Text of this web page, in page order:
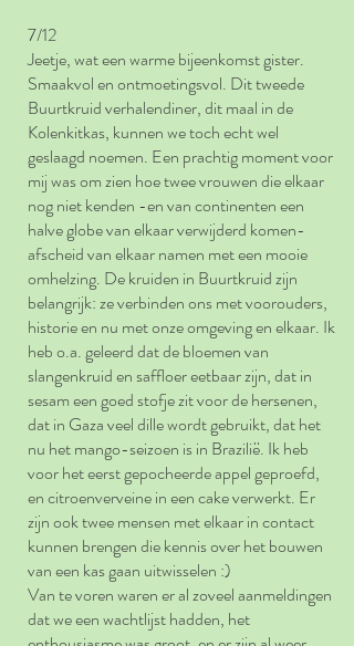
7/12
Jeetje, wat een warme bijeenkomst gister.
Smaakvol en ontmoetingsvol. Dit tweede
Buurtkruid verhalendiner, dit maal in de
Kolenkitkas, kunnen we toch echt wel
geslaagd noemen. Een prachtig moment voor
mij was om zien hoe twee vrouwen die elkaar
nog niet kenden -en van continenten een
halve globe van elkaar verwijderd komen-
afscheid van elkaar namen met een mooie
omhelzing. De kruiden in Buurtkruid zijn
belangrijk: ze verbinden ons met voorouders,
historie en nu met onze omgeving en elkaar. Ik
heb o.a. geleerd dat de bloemen van
slangenkruid en saffloer eetbaar zijn, dat in
sesam een goed stofje zit voor de hersenen,
dat in Gaza veel dille wordt gebruikt, dat het
nu het mango-seizoen is in Brazilië. Ik heb
voor het eerst gepocheerde appel geproefd,
en citroenverveine in een cake verwerkt. Er
zijn ook twee mensen met elkaar in contact
kunnen brengen die kennis over het bouwen
van een kas gaan uitwisselen :)
Van te voren waren er al zoveel aanmeldingen
dat we een wachtlijst hadden, het